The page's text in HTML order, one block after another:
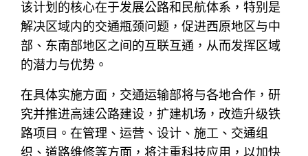
该计划的核心在于发展公路和民航体系，特别是
解决区域内的交通瓶颈问题，促进西原地区与中
部、东南部地区之间的互联互通，从而发挥区域
的潜力与优势。
在具体实施方面，交通运输部将与各地合作，研
究并推进高速公路建设，扩建机场，改造升级铁
路项目。在管理、运营、设计、施工、交通组
织、道路维修等方面，将注重科技应用，以加快